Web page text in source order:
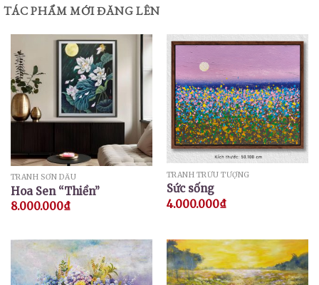
TÁC PHẨM MỚI ĐĂNG LÊN
TRANH SƠN DẦU
Hoa Sen “Thiền”
8.000.000₫
TRANH TRỪU TƯỢNG
Sức sống
4.000.000₫